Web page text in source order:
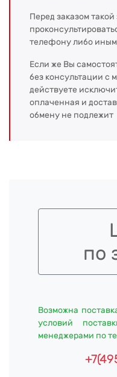
Перед заказом
телефону либо
Если же Вы
без консультации с
действуете
оплаченная и
обмену не подлежит
по
Возможна
условий
менеджерами по